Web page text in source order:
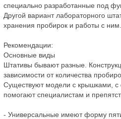
специально разработанные под
Другой вариант лабораторного
хранения пробирок и работы с ним.
Рекомендации:
Основные виды
Штативы бывают разные.
зависимости от количества
Существуют модели с крышками, с
помогают специалистам и
- Универсальные имеют форму